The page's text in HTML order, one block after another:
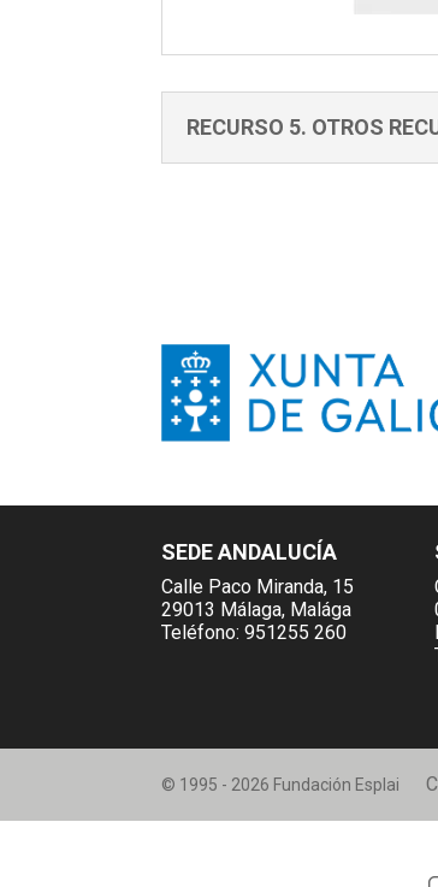
RECURSO 5. OTROS
SEDE ANDALUCÍA
Calle Paco Miranda, 15
29013 Málaga, Malága
Teléfono:951255 260
© 1995 - 2026 Fundación Esplai